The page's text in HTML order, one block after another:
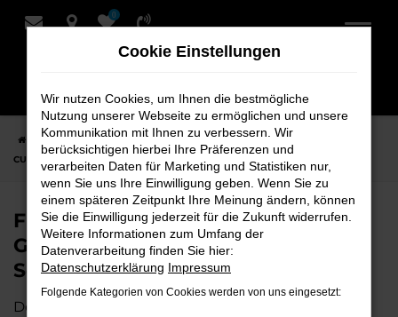
Zum
0
Startseite Cuxhaven CUPRA CUPRA Leon
Finden Sie Ihren
CUPRA Leon Gebrauchtwagen für Cuxhaven bei Schmidt + Koch
Finden Sie Ihren CUPRA Leon
Gebrauchtwagen für Cuxhaven bei
Schmidt + Koch
Der CUPRA Leon ist die perfekte Wahl für alle in
Cookie Einstellungen
Wir nutzen Cookies, um Ihnen die bestmögliche
Nutzung unserer Webseite zu ermöglichen und unsere
Kommunikation mit Ihnen zu verbessern. Wir
berücksichtigen hierbei Ihre Präferenzen und
verarbeiten Daten für Marketing und Statistiken nur,
wenn Sie uns Ihre Einwilligung geben. Wenn Sie zu
einem späteren Zeitpunkt Ihre Meinung ändern, können
Sie die Einwilligung jederzeit für die Zukunft widerrufen.
Weitere Informationen zum Umfang der
Datenverarbeitung finden Sie hier:
Datenschutzerklärung Impressum
Folgende Kategorien von Cookies werden von uns eingesetzt: